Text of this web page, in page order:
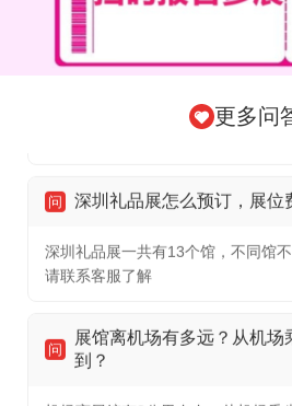
更多问
展会有26万平方米，4500家优质展
采购
深圳礼品展怎么预订，展位
请联系客服了解
问
展馆离机场有多远？从机
到？
机场离展馆有8公里左右，从机场乘
机场北转20号线到国展站下从C1,C2